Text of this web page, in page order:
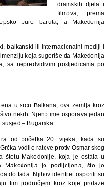
dramskih djela i
filmova, prema
bure baruta, a Makedonija
balkanski ili internacionalni mediji i
koja sugeriše da Makedonija
sa nepredvidivim posljedicama po
u srcu Balkana, ova zemlja kroz
nekih. Njeno ime osporava jedan
– Bugarska.
od početka 20. vijeka, kada su
vodile ratove protiv Osmanskog
štetu Makedonije, koja je ostala u
Makedonija je podijeljena, što je
do tada. Njihov identitet osporili su
tim područjem kroz koje prolaze